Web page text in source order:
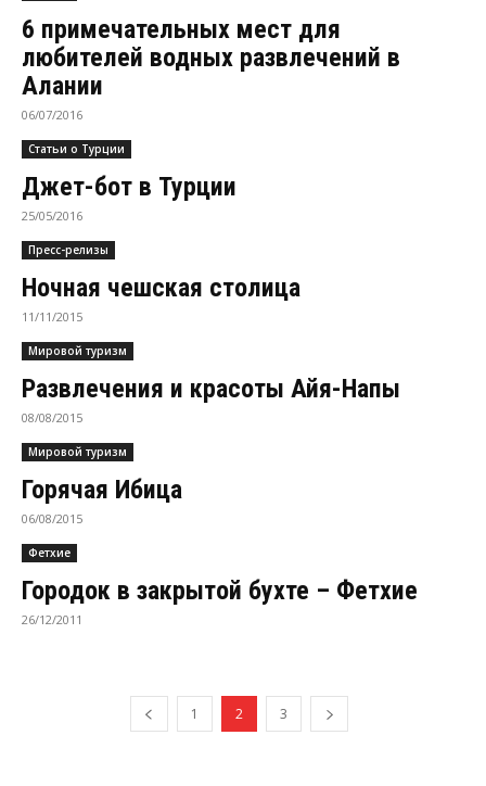
6 примечательных мест для
любителей водных развлечений в
Алании
06/07/2016
Статьи о Турции
Джет-бот в Турции
25/05/2016
Пресс-релизы
Ночная чешская столица
11/11/2015
Мировой туризм
Развлечения и красоты Айя-Напы
08/08/2015
Мировой туризм
Горячая Ибица
06/08/2015
Фетхие
Городок в закрытой бухте – Фетхие
26/12/2011
1 2 3